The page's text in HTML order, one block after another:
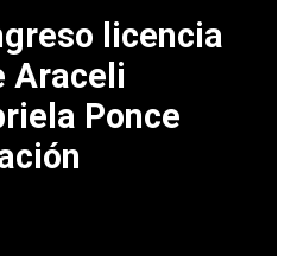
licencia
Araceli
Ponce